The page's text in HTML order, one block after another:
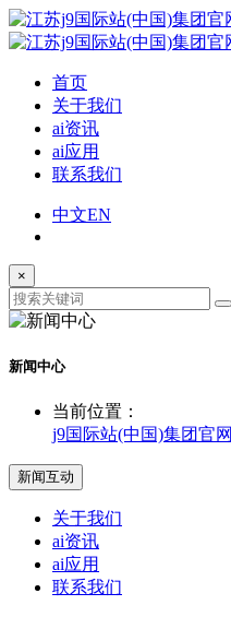
首页
关于我们
ai资讯
ai应用
联系我们
中文EN
×
新闻中心
当前位置：
j9国际站(中国)集团官网
新闻互动
关于我们
ai资讯
ai应用
联系我们